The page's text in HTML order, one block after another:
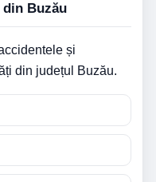
Buzău
și
din județul Buzău.